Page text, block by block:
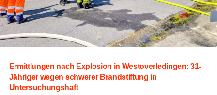
Mate­ria­li­en benö­ti­gen bestimm­te kli­ma­ti­sche Bedin­gun­
gen,um ihre lang­le­bi­ge Wir­kung und Halt­bar­keit zu ent­
fal­ten.
Soll­te das Wet­ter nicht mit­spie­len,kön­nen kurz­fris­
ti­ge Ver­schie­bun­gen der Arbei­ten in ein­zel­nen Abschnit­
Ermitt­lun­gen nach Explo­si­on in Wes­t­ov­er­le­din­gen: 31-
Jäh­ri­ger wegen schwe­rer Brand­stif­tung in
Untersuchungshaft